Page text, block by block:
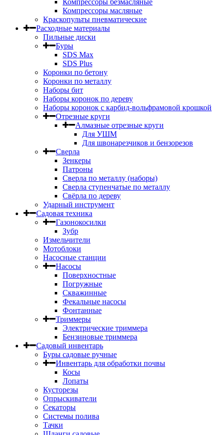
Компрессоры безмасляные
Компрессоры масляные
Краскопульты пневматические
Расходные материалы
Пильные диски
Буры
SDS Max
SDS Plus
Коронки по бетону
Коронки по металлу
Наборы бит
Наборы коронок по дереву
Наборы коронок с карбид-вольфрамовой крошкой
Отрезные круги
Алмазные отрезные круги
Для УШМ
Для швонарезчиков и бензорезов
Сверла
Зенкеры
Патроны
Сверла по металлу (наборы)
Сверла ступенчатые по металлу
Свёрла по дереву
Ударный инструмент
Садовая техника
Газонокосилки
Зубр
Измельчители
Мотоблоки
Насосные станции
Насосы
Поверхностные
Погружные
Скважинные
Фекальные насосы
Фонтанные
Триммеры
Электрические триммера
Бензиновые триммера
Садовый инвентарь
Буры садовые ручные
Инвентарь для обработки почвы
Косы
Лопаты
Кусторезы
Опрыскиватели
Секаторы
Системы полива
Тачки